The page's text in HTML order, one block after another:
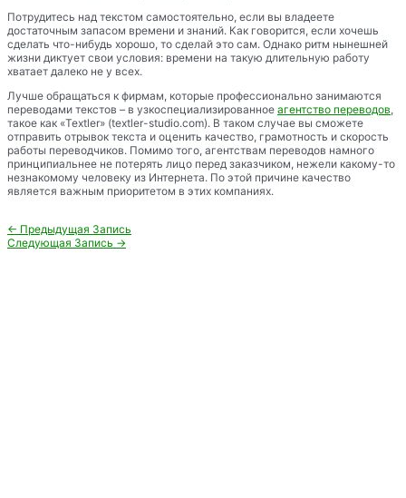
Потрудитесь над текстом самостоятельно, если вы владеете
достаточным запасом времени и знаний. Как говорится, если хочешь
сделать что-нибудь хорошо, то сделай это сам. Однако ритм нынешней
жизни диктует свои условия: времени на такую длительную работу
хватает далеко не у всех.
Лучше обращаться к фирмам, которые профессионально занимаются
переводами текстов – в узкоспециализированное агентство переводов
такое как «Textler» (textler-studio.com). В таком случае вы сможете
отправить отрывок текста и оценить качество, грамотность и скорость
работы переводчиков. Помимо того, агентствам переводов намного
принципиальнее не потерять лицо перед заказчиком, нежели какому-то
незнакомому человеку из Интернета. По этой причине качество
является важным приоритетом в этих компаниях.
Навигация
по
← Предыдущая Запись
Следующая Запись →